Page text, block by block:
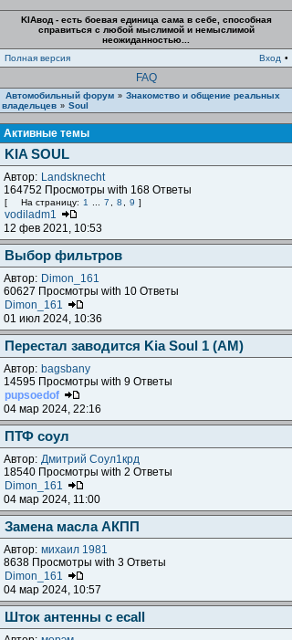
KIAвод - есть боевая единица сама в себе, способная
справиться с любой мыслимой и немыслимой
неожиданностью...
Полная версия
Вход •
FAQ
Автомобильный форум » Знакомство и общение реальных
владельцев » Soul
Активные темы
KIA SOUL
Автор: Landsknecht
164752 Просмотры with 168 Ответы
[ На страницу: 1 7 8 9 ]
vodiladm1
12 фев 2021, 10:53
Выбор фильтров
Автор: Dimon_161
60627 Просмотры with 10 Ответы
Dimon_161
01 июл 2024, 10:36
Перестал заводится Kia Soul 1 (AM)
Автор: bagsbany
14595 Просмотры with 9 Ответы
pupsoedof
04 мар 2024, 22:16
ПТФ соул
Автор: Дмитрий Соул1крд
18540 Просмотры with 2 Ответы
Dimon_161
04 мар 2024, 11:00
Замена масла АКПП
Автор: михаил 1981
8638 Просмотры with 3 Ответы
Dimon_161
04 мар 2024, 10:57
Шток антенны с ecall